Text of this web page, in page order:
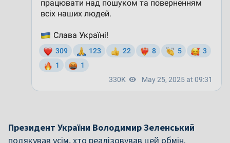
Президент України Володимир Зеленський
подякував усім, хто реалізовував цей обмін.